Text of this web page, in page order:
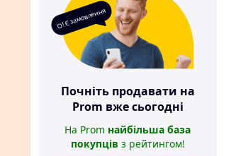
О! Є замовлення
Почніть продавати на
Prom вже сьогодні
На Prom найбільша база
покупців з рейтингом!